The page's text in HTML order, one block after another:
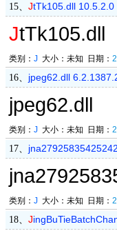
15、 JtTk105.dll 10.5.2.0
JtTk105.dll
类别： J 大小：未知 日期：
16、 jpeg62.dll
jpeg62.dll
类别： J 大小：未知 日期：
17、
类别： J 大小：未知 日期：
18、 J